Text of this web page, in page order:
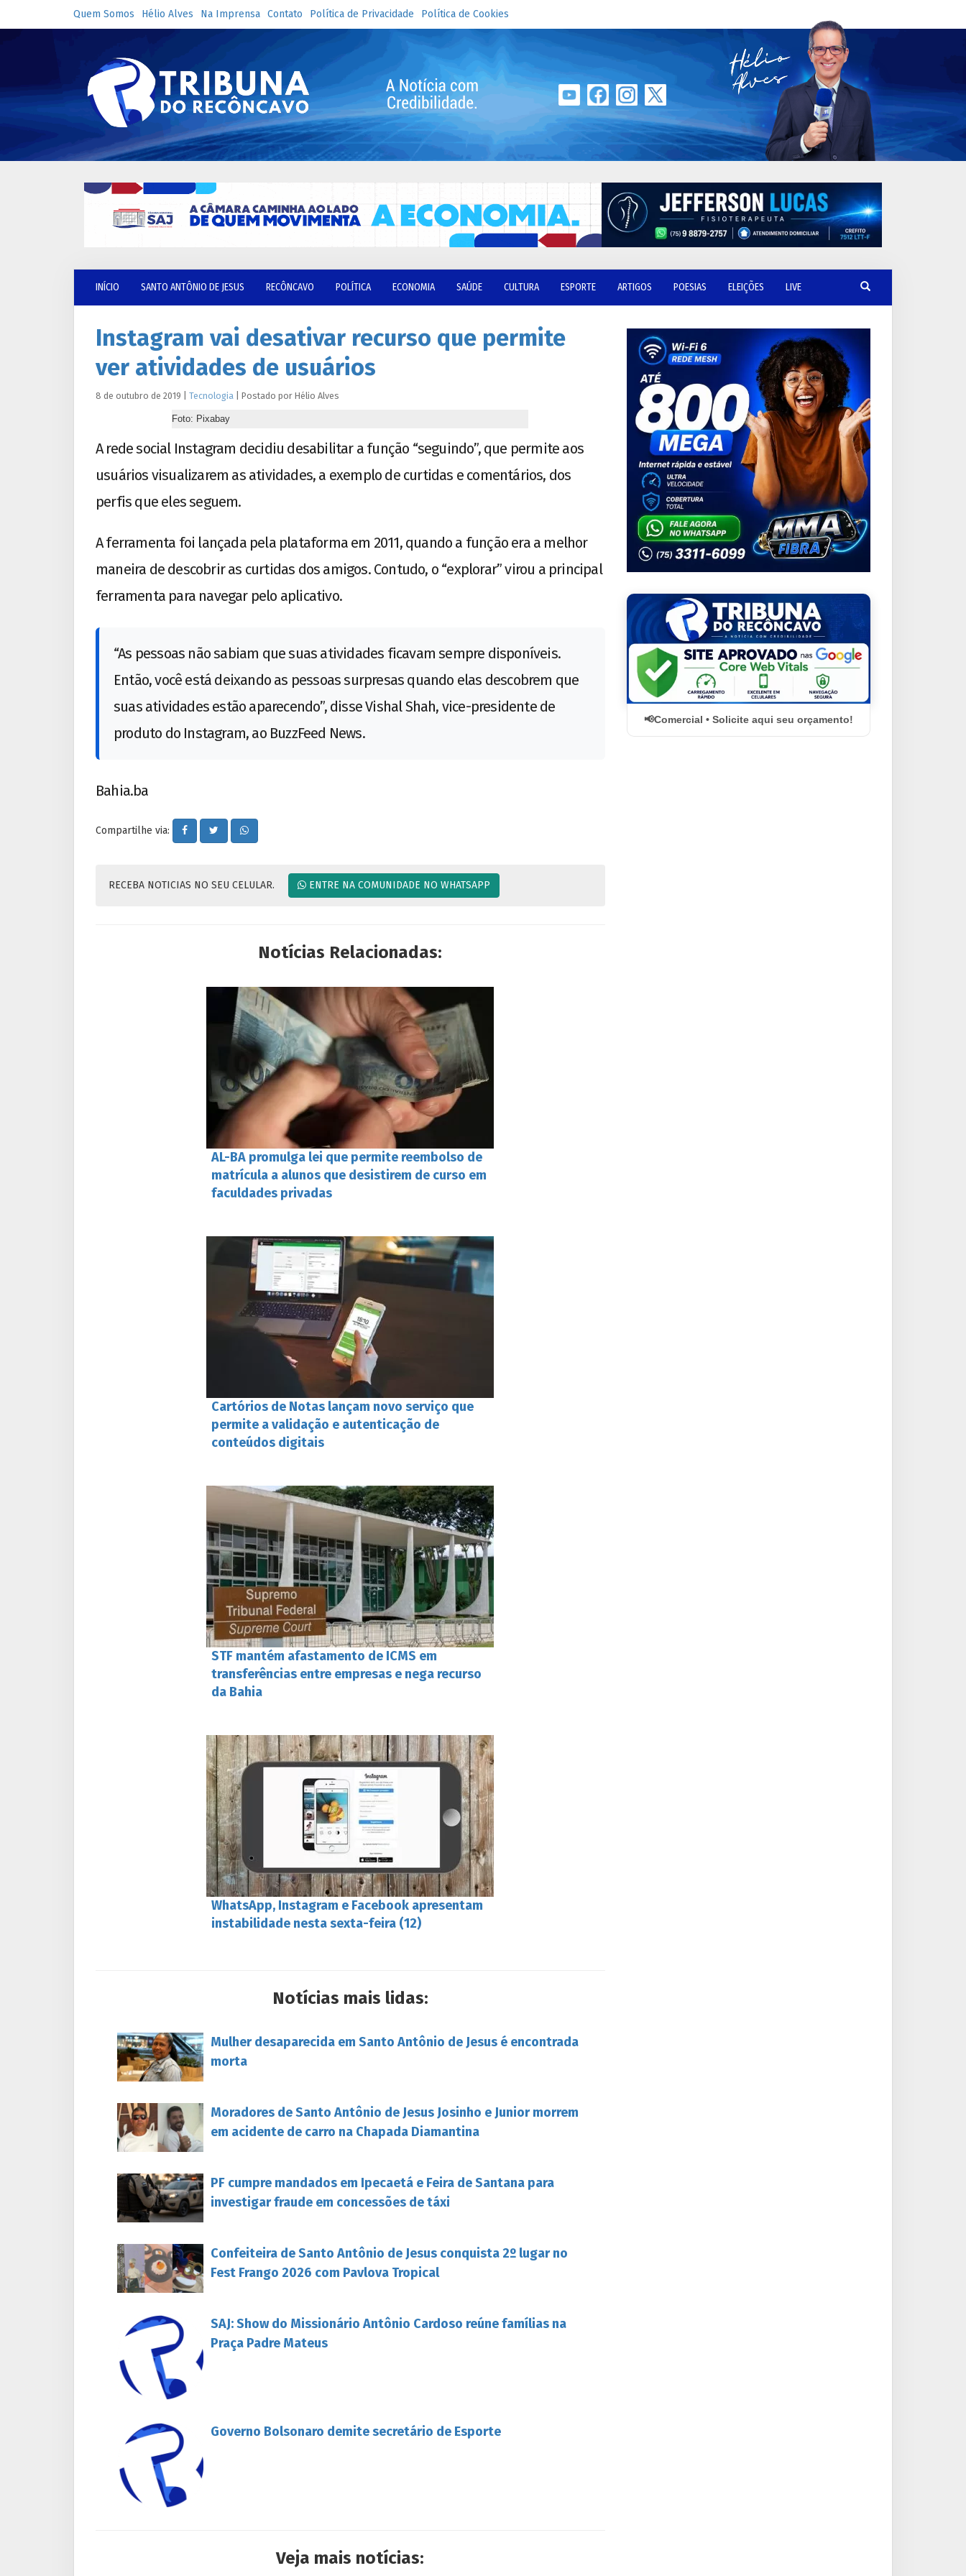
Quem Somos Hélio Alves Na Imprensa Contato Política de Privacidade Política de Cookies
INÍCIO SANTO ANTÔNIO DE JESUS RECÔNCAVO POLÍTICA ECONOMIA SAÚDE CULTURA ESPORTE ARTIGOS POESIAS ELEIÇÕES LIVE
Instagram vai desativar recurso que permite
ver atividades de usuários
8 de outubro de 2019 Tecnologia Postado por Hélio Alves
Foto: Pixabay
A rede social Instagram decidiu desabilitar a função “seguindo”, que permite aos
usuários visualizarem as atividades, a exemplo de curtidas e comentários, dos
perfis que eles seguem.
A ferramenta foi lançada pela plataforma em 2011, quando a função era a melhor
maneira de descobrir as curtidas dos amigos. Contudo, o “explorar” virou a principal
ferramenta para navegar pelo aplicativo.
“As pessoas não sabiam que suas atividades ficavam sempre disponíveis.
Então, você está deixando as pessoas surpresas quando elas descobrem que
suas atividades estão aparecendo”, disse Vishal Shah, vice-presidente de
produto do Instagram, ao BuzzFeed News.
Bahia.ba
Compartilhe via:
RECEBA NOTICIAS NO SEU CELULAR. ENTRE NA COMUNIDADE NO WHATSAPP
Notícias Relacionadas:
AL-BA promulga lei que permite reembolso de
matrícula a alunos que desistirem de curso em
faculdades privadas
Cartórios de Notas lançam novo serviço que
permite a validação e autenticação de
conteúdos digitais
STF mantém afastamento de ICMS em
transferências entre empresas e nega recurso
da Bahia
WhatsApp, Instagram e Facebook apresentam
instabilidade nesta sexta-feira (12)
Notícias mais lidas:
Mulher desaparecida em Santo Antônio de Jesus é encontrada
morta
Moradores de Santo Antônio de Jesus Josinho e Junior morrem
em acidente de carro na Chapada Diamantina
PF cumpre mandados em Ipecaetá e Feira de Santana para
investigar fraude em concessões de táxi
Confeiteira de Santo Antônio de Jesus conquista 2º lugar no
Fest Frango 2026 com Pavlova Tropical
SAJ: Show do Missionário Antônio Cardoso reúne famílias na
Praça Padre Mateus
Governo Bolsonaro demite secretário de Esporte
Veja mais notícias:
Comercial • Solicite aqui seu orçamento!